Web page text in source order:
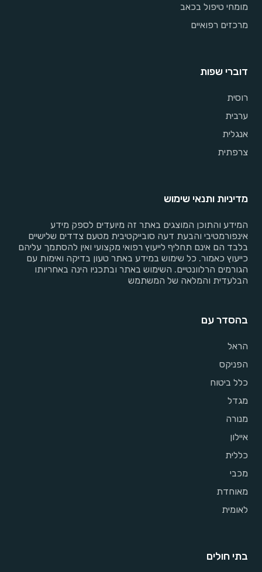
מומחי טיפול בכאב
מרכזים רפואיים
דוברי שפות
רוסית
ערבית
אנגלית
צרפתית
מדיניות ותנאי שימוש
המידע והתוכן המוצגים באתר זה מיועדים לספק מידע
אינפורמטיבי והבעת דעה סובייקטיבית מטעם צדדים שלישיים
בלבד הם אינם תחליף לייעוץ רפואי מקצועי ואין להסתמך עליהם
כייעוץ כאמור. כל שימוש במידע באתר טעון בדיקה ואימות עם
הגורמים הרלוונטיים. השימוש באתר ובתכניו הינה באחריותו
הבלעדית והמלאה של המשתמש
בהסדר עם
הראל
הפניקס
כלל ביטוח
מגדל
מנורה
איילון
כללית
מכבי
מאוחדת
לאומית
בתי חולים